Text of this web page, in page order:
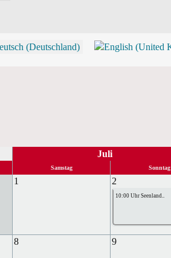
Juli
Samstag Sonntag
1 2
10:00 Uhr Seenland..
8 9